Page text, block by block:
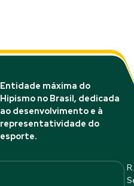
Entidade máxima do
Hipismo no Brasil, dedicada
ao desenvolvimento e à
representatividade do
esporte.
R.